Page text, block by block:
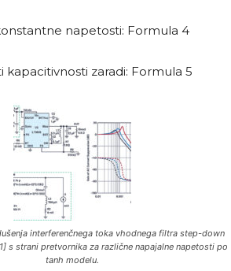
napetosti: Formula 4
zaradi: Formula 5
interferenčnega toka vhodnega filtra step-down
s strani pretvornika za različne napajalne napetosti po
tanh modelu.